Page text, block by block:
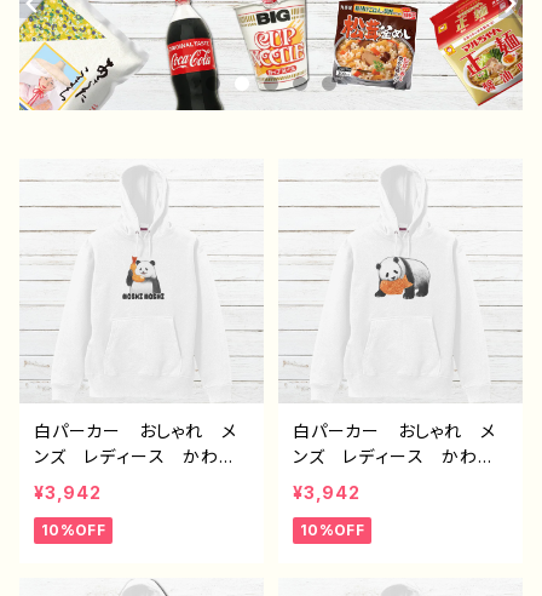
白パーカー おしゃれ メ
ンズ レディース かわい
い おもしろパーカー パ
ンダ 動物 ゆるかわ イ
ラスト おすすめ 個性
るい ネタ系 人気 イラ
¥3,942
10%OFF
白パーカー おしゃれ メ
ンズ レディース かわい
い おもしろパーカー パ
ンダ 動物 ゆるかわ イ
ラスト おすすめ 個性
るい ネタ系 人気 イラ
¥3,942
10%OFF